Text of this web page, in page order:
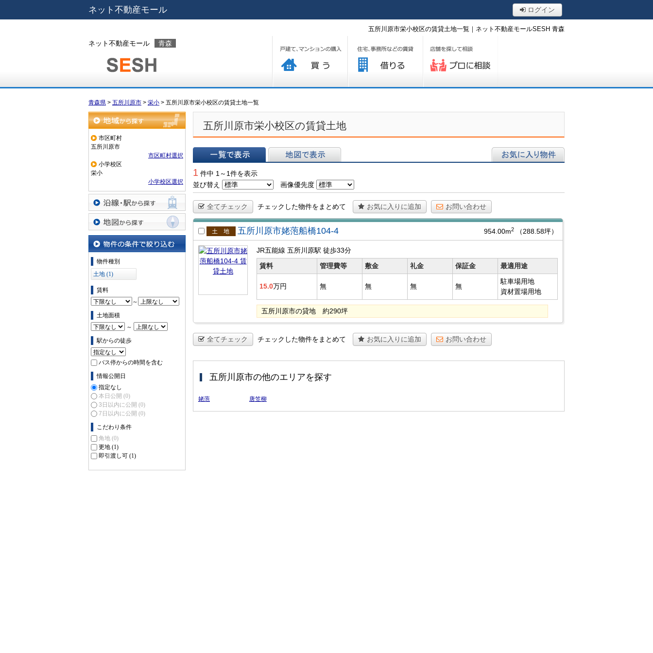
ネット不動産モール ログイン
五所川原市栄小校区の賃貸土地一覧｜ネット不動産モールSESH 青森
ネット不動産モール 青森
青森県 > 五所川原市 > 栄小 > 五所川原市栄小校区の賃貸土地一覧
地域から探す
市区町村
五所川原市
市区町村選択
小学校区
栄小
小学校区選択
沿線・駅から探す
地図から探す
物件の条件で絞り込む
物件種別
土地 (1)
賃料
～
土地面積
～
駅からの徒歩
バス停からの時間を含む
情報公開日
指定なし
本日公開 (0)
3日以内に公開 (0)
7日以内に公開 (0)
こだわり条件
角地 (0)
更地 (1)
即引渡し可 (1)
五所川原市栄小校区の賃貸土地
1 件中 1～1件を表示
並び替え
画像優先度
全てチェック チェックした物件をまとめて お気に入りに追加 お問い合わせ
賃貸土地
五所川原市姥萢船橋104-4 954.00m2 （288.58坪）
JR五能線 五所川原駅 徒歩33分
賃料
管理費等 敷金 礼金 保証金 最適用途
15.0万円 無 無 無 無
駐車場用地
資材置場用地
五所川原市の貸地 約290坪
全てチェック チェックした物件をまとめて お気に入りに追加 お問い合わせ
五所川原市の他のエリアを探す
姥萢 唐笠柳